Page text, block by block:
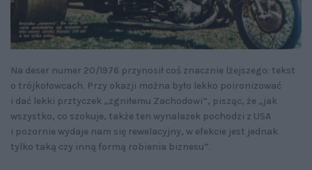
Na deser numer 20/1976 przynosił coś znacznie lżejszego: tekst
o trójkołowcach. Przy okazji można było lekko poironizować
i dać lekki prztyczek „zgniłemu Zachodowi”, pisząc, że „jak
wszystko, co szokuje, także ten wynalazek pochodzi z USA
i pozornie wydaje nam się rewelacyjny, w efekcie jest jednak
tylko taką czy inną formą robienia biznesu”.